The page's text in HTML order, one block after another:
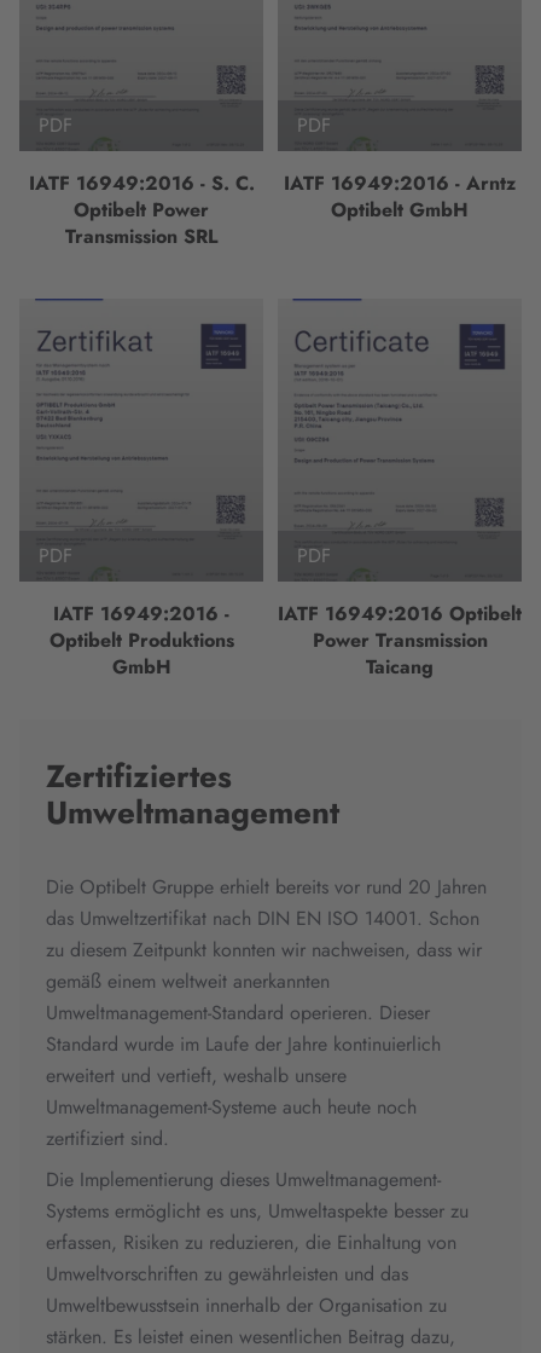
PDF
IATF 16949:2016 - S. C.
Optibelt Power
Transmission SRL
PDF
IATF 16949:2016 - Arntz
Optibelt GmbH
PDF
IATF 16949:2016 -
Optibelt Produktions
GmbH
PDF
IATF 16949:2016 Optibelt
Power Transmission
Taicang
Zertifiziertes
Umweltmanagement
Die Optibelt Gruppe erhielt bereits vor rund 20 Jahren
das Umweltzertifikat nach DIN EN ISO 14001. Schon
zu diesem Zeitpunkt konnten wir nachweisen, dass wir
gemäß einem weltweit anerkannten
Umweltmanagement-Standard operieren. Dieser
Standard wurde im Laufe der Jahre kontinuierlich
erweitert und vertieft, weshalb unsere
Umweltmanagement-Systeme auch heute noch
zertifiziert sind.
Die Implementierung dieses Umweltmanagement-
Systems ermöglicht es uns, Umweltaspekte besser zu
erfassen, Risiken zu reduzieren, die Einhaltung von
Umweltvorschriften zu gewährleisten und das
Umweltbewusstsein innerhalb der Organisation zu
stärken. Es leistet einen wesentlichen Beitrag dazu,